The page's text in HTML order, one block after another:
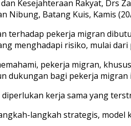
Kesejahteraan Rakyat, Drs
Nibung, Batang Kuis, Kamis
terhadap pekerja migran
menghadapi risiko, mulai
pekerja migran,
dukungan bagi pekerja migran
diperlukan kerja sama yang
langkah strategis,